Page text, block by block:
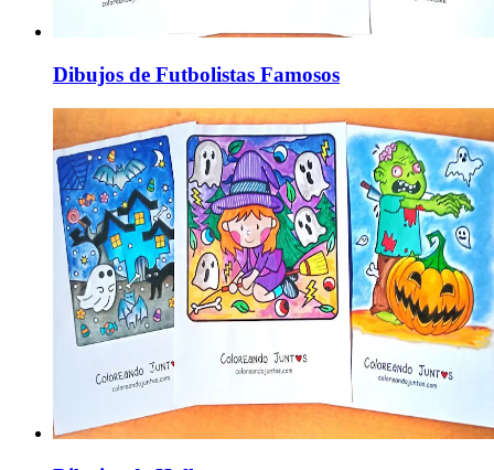
Dibujos de Futbolistas Famosos